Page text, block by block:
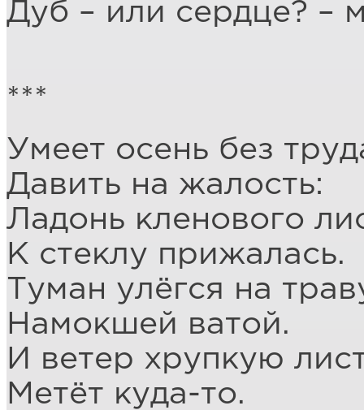
Дуб – или сердце? –
***
Умеет осень без
Давить на жалость:
Ладонь кленового
К стеклу прижалась.
Туман улёгся на
Намокшей ватой.
И ветер хрупкую
Метёт куда-то.